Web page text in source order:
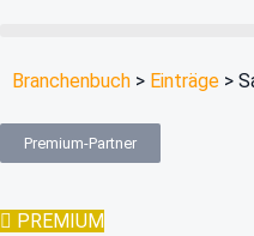
Branchenbuch > Einträge >
Premium-Partner
PREMIUM